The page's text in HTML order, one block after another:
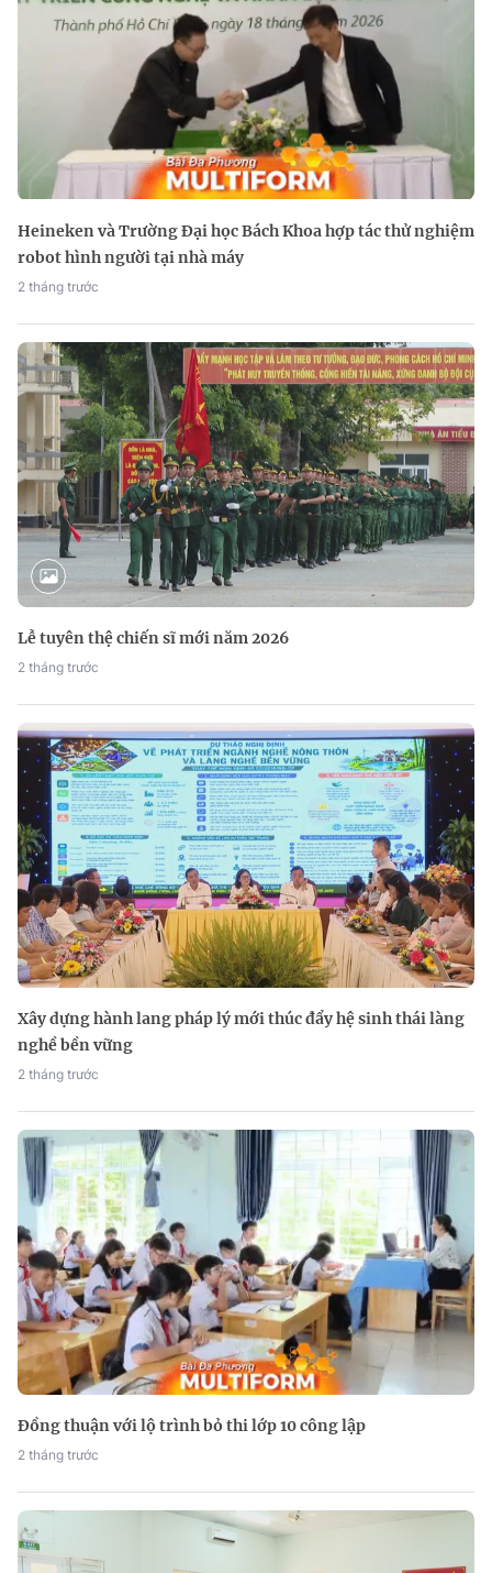
Heineken và Trường Đại học Bách Khoa hợp tác thử nghiệm
robot hình người tại nhà máy
2 tháng trước
Lễ tuyên thệ chiến sĩ mới năm 2026
2 tháng trước
Xây dựng hành lang pháp lý mới thúc đẩy hệ sinh thái làng
nghề bền vững
2 tháng trước
Đồng thuận với lộ trình bỏ thi lớp 10 công lập
2 tháng trước